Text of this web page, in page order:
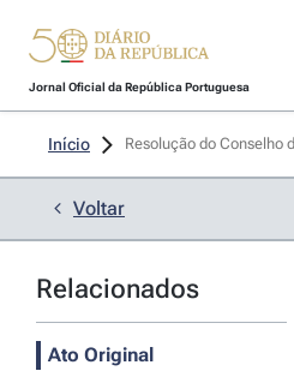
Jornal Oficial da República Portuguesa
Início Resolução do Conselho
Voltar
Relacionados
Ato Original